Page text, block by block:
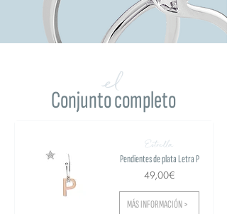
Conjunto completo
el
Estrella
Pendientes de plata Letra P
49,00€
MÁS INFORMACIÓN >